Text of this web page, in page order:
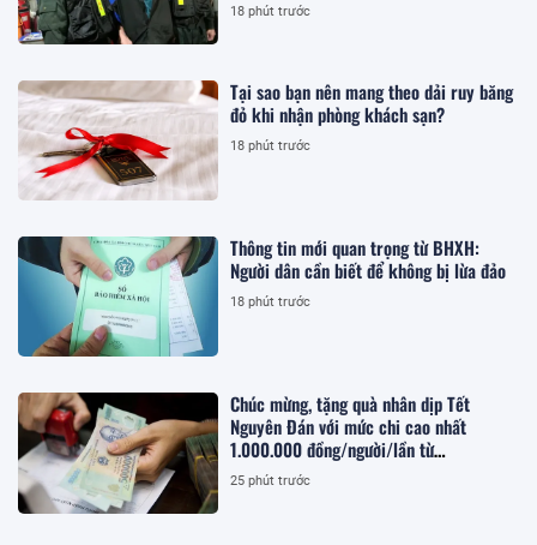
18 phút trước
Tại sao bạn nên mang theo dải ruy băng
đỏ khi nhận phòng khách sạn?
18 phút trước
Thông tin mới quan trọng từ BHXH:
Người dân cần biết để không bị lừa đảo
18 phút trước
Chúc mừng, tặng quà nhân dịp Tết
Nguyên Đán với mức chi cao nhất
1.000.000 đồng/người/lần từ
20/09/2026 cho nhà giáo như thế nào
theo Nghị định 307?
25 phút trước